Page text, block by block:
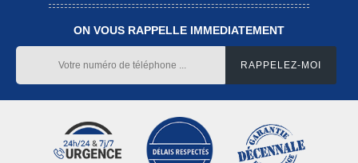
ON VOUS RAPPELLE IMMEDIATEMENT